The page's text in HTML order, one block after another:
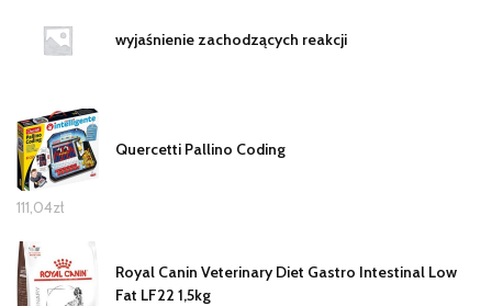
wyjaśnienie zachodzących reakcji
Quercetti Pallino Coding
111,04zł
Royal Canin Veterinary Diet Gastro Intestinal Low
Fat LF22 1,5kg